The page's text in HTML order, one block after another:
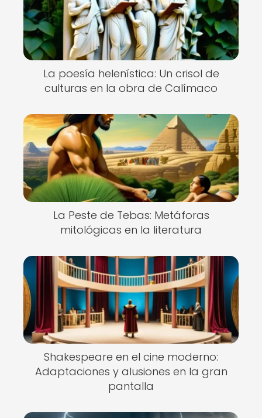
La poesía helenística: Un crisol de
culturas en la obra de Calímaco
La Peste de Tebas: Metáforas
mitológicas en la literatura
Shakespeare en el cine moderno:
Adaptaciones y alusiones en la gran
pantalla